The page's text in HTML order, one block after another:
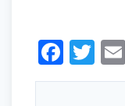
F
a
T
w